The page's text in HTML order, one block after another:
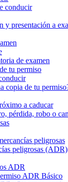
conducir
y presentación a
de examen
tu permiso
copia de tu
a caducar
pérdida, robo o
peligrosas
peligrosas (ADR)
ADR
ADR Básico